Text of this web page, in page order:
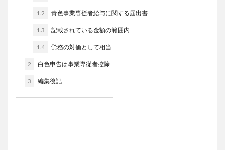
1.2 青色事業専従者給与に関する届出書
1.3 記載されている金額の範囲内
1.4 労務の対価として相当
2 白色申告は事業専従者控除
3 編集後記